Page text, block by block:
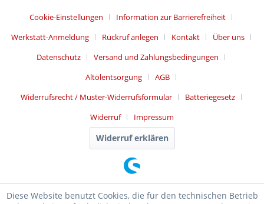
Cookie-Einstellungen
Information zur Barrierefreiheit
Werkstatt-Anmeldung
Rückruf anlegen Kontakt
Über uns
Datenschutz
Versand und Zahlungsbedingungen
Altölentsorgung
AGB
Widerrufsrecht / Muster-Widerrufsformular
Batteriegesetz
Widerruf
Impressum
Widerruf erklären
Diese Website benutzt Cookies, die für den technischen Betrieb